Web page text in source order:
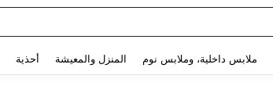
ملابس داخلية، وملابس نوم المنزل والمعيشة أحذية